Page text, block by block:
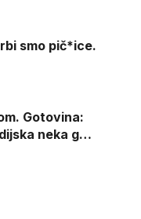
smo pič*ice.
neka g…